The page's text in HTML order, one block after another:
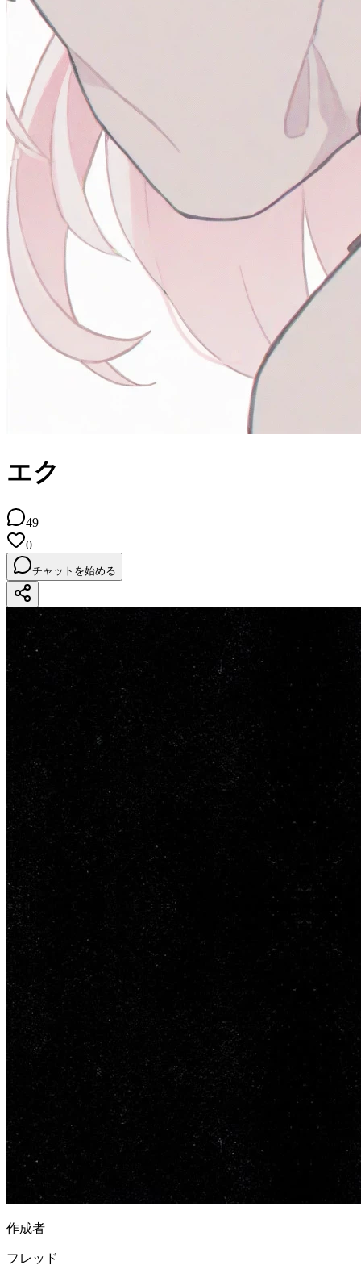
エク
49
0
チャットを始める
作成者
フレッド